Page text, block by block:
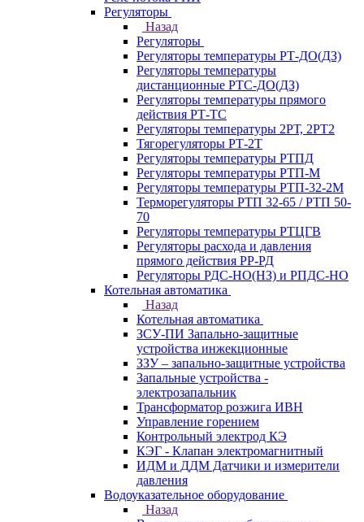
Регуляторы
Назад
Регуляторы
Регуляторы температуры РТ-ДО(ДЗ)
Регуляторы температуры
дистанционные РТС-ДО(ДЗ)
Регуляторы температуры прямого
действия РТ-ТС
Регуляторы температуры 2РТ, 2РT2
Тягорегуляторы РТ-2Т
Регуляторы температуры РТПД
Регуляторы температуры РТП-M
Регуляторы температуры РТП-32-2М
Терморегуляторы РТП 32-65 / РТП 50-
70
Регуляторы температуры РТЦГВ
Регуляторы расхода и давления
прямого действия РР-РД
Регуляторы РДС-НО(НЗ) и РПДС-НО
Котельная автоматика
Назад
Котельная автоматика
ЗСУ-ПИ Запально-защитные
устройства инжекционные
ЗЗУ – запально-защитные устройства
Запальные устройства -
электрозапальник
Трансформатор розжига ИВН
Управление горением
Контрольный электрод КЭ
КЭГ - Клапан электромагнитный
ИДМ и ДДМ Датчики и измерители
давления
Водоуказательное оборудование
Назад